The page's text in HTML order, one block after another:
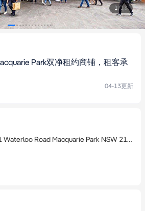
1/13
Park双净租约商铺，租客承
04-13更新
Road Macquarie Park NSW 2113